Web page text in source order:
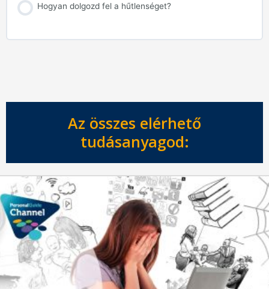
Hogyan dolgozd fel a hűtlenséget?
Az összes elérhető
tudásanyagod: